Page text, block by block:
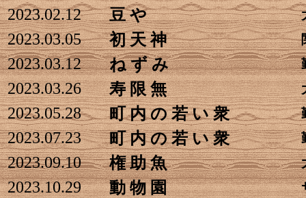
2023.02.12 豆 や
2023.03.05 初 天 神
2023.03.12 ね ず み
2023.03.26 寿 限 無
2023.05.28 町 内 の 若 い 衆
2023.07.23 町 内 の 若 い 衆
2023.09.10 権 助 魚
2023.10.29 動 物 園